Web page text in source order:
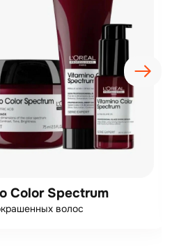
Color Spectrum
волос